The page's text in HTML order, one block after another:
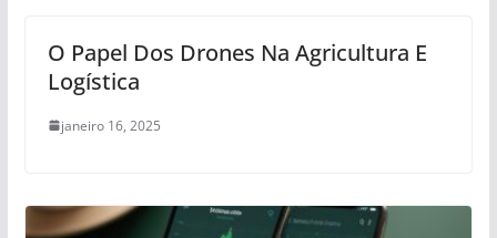
O Papel Dos Drones Na Agricultura E
Logística
janeiro 16, 2025